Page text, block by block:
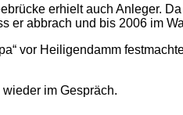
erhielt auch Anleger.
er abbrach und bis 2006 im
vor Heiligendamm
im Gespräch.